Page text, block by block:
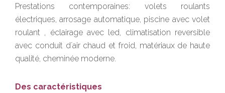
Prestations contemporaines: volets roulants
électriques, arrosage automatique, piscine avec volet
roulant , éclairage avec led, climatisation reversible
avec conduit d´air chaud et froid, matériaux de haute
qualité, cheminée moderne.
Des caractéristiques